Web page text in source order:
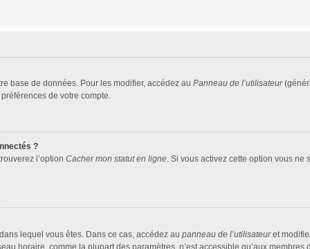
base de données. Pour les modifier, accédez au Panneau de l’utilisateur
de votre compte.
?
l’option Cacher mon statut en ligne. Si vous activez cette option vous
lequel vous êtes. Dans ce cas, accédez au panneau de l’utilisateuret
horaire, comme la plupart des paramètres, n’est accessible qu’aux